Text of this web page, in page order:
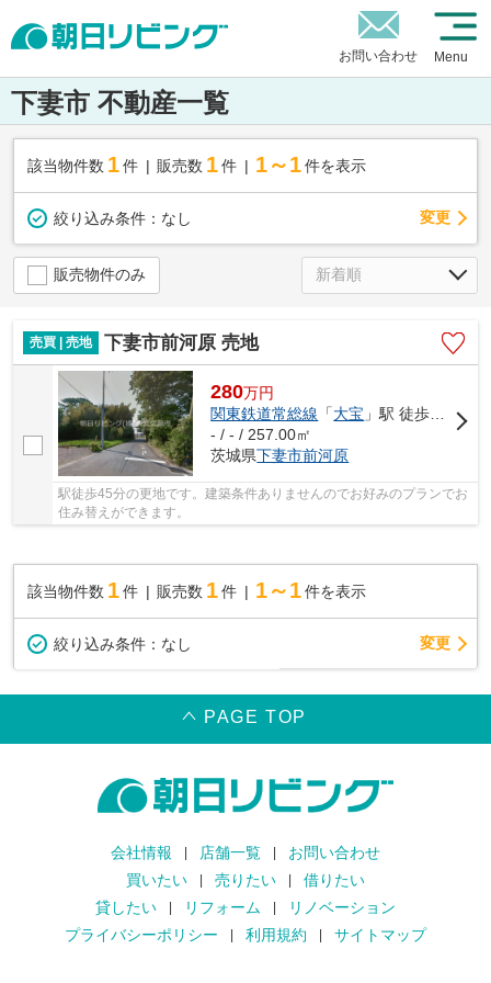
お問い合わせ Menu
下妻市 不動産一覧
該当物件数 1件 販売数 1 件 1～1 件を表示
絞り込み条件： なし 変更
販売物件のみ
売買 | 売地 下妻市前河原 売地
280万円
関東鉄道常総線 「大宝 」駅 徒歩45分
- / - / 257.00㎡
茨城県下妻市前河原
駅徒歩45分の更地です。建築条件ありませんのでお好みのプランでお
住み替えができます。
該当物件数 1件 販売数 1 件 1～1 件を表示
絞り込み条件： なし 変更
PAGE TOP
会社情報 店舗一覧
お問い合わせ
買いたい
売りたい
借りたい
貸したい
リフォーム
リノベーション
プライバシーポリシー
利用規約 サイトマップ